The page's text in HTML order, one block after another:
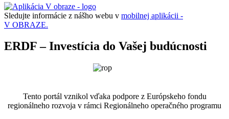
Sledujte informácie z nášho webu v mobilnej aplikácii -
V OBRAZE.
ERDF – Investícia do Vašej budúcnosti
Tento portál vznikol vďaka podpore z Európskeho fondu
regionálneho rozvoja v rámci Regionálneho operačného programu